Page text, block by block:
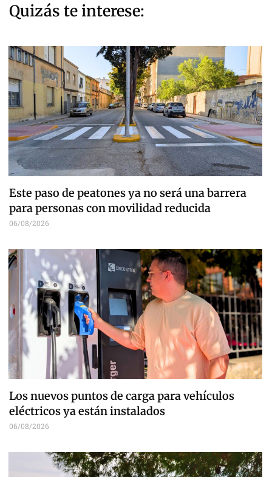
Quizás te interese:
Este paso de peatones ya no será una barrera
para personas con movilidad reducida
06/08/2026
Los nuevos puntos de carga para vehículos
eléctricos ya están instalados
06/08/2026